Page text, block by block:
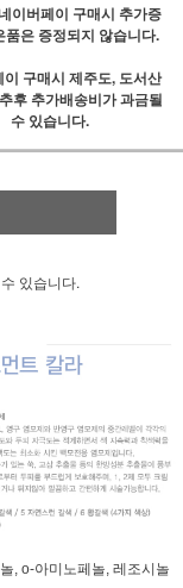
이버페이 구매시 추가증
품은 증정되지 않습니다.
구매시 제주도, 도서산
후 추가배송비가 과금될
수 있습니다.
있습니다.
, o-아미노페놀, 레조시놀